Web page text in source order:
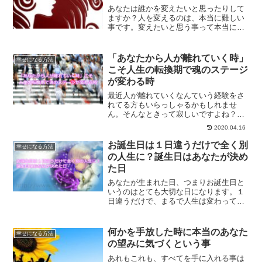
あなたは誰かを変えたいと思ったりして
ますか？人を変えるのは、本当に難しい
事です。変えたいと思う事って本当に無
ばなりません。自分自身が変わる事で人
を変えて行く方法です。
幸せになる方法
「あなたから人が離れていく時」
こそ人生の転換期で魂のステージ
が変わる時
最近人が離れていくなんていう経験をさ
れてる方もいらっしゃるかもしれませ
ん。そんなときって寂しいですよね？で
も決して悪いことではありません。人が
離れていく時のスピリチュアル的な意味
についてご紹介します。
2020.04.16
幸せになる方法
お誕生日は１日違うだけで全く別
の人生に？誕生日はあなたが決め
た日
あなたが生まれた日、つまりお誕生日と
いうのはとても大切な日になります。１
日違うだけで、まるで人生は変わってく
でいく方法をご紹介します。
幸せになる方法
何かを手放した時に本当のあなた
の望みに気づくという事
あれもこれも、すべてを手に入れる事は